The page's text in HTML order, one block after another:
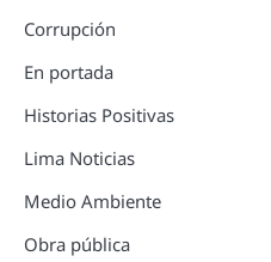
Corrupción
En portada
Historias Positivas
Lima Noticias
Medio Ambiente
Obra pública